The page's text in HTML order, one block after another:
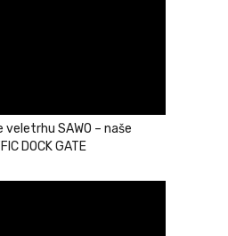
SAWO – naše
DOCK GATE